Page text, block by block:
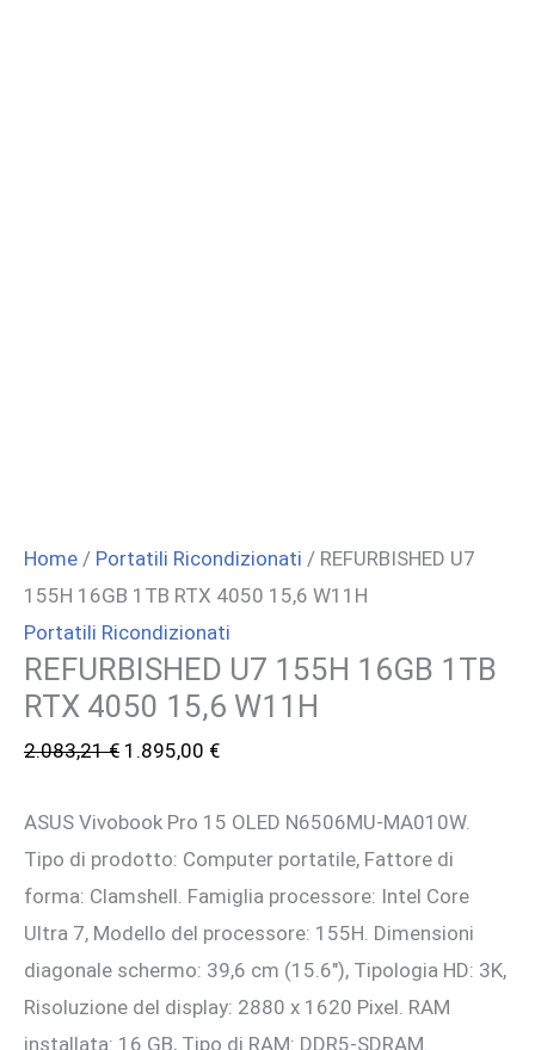
Home / Portatili Ricondizionati / REFURBISHED U7
155H 16GB 1TB RTX 4050 15,6 W11H
Portatili Ricondizionati
REFURBISHED U7 155H 16GB 1TB
RTX 4050 15,6 W11H
2.083,21€ Il
originale
era:
2.083,21 €.
1.895,00 €Il
attuale
è:
1.895,00 €.
ASUS Vivobook Pro 15 OLED N6506MU-MA010W.
Tipo di prodotto: Computer portatile, Fattore di
forma: Clamshell. Famiglia processore: Intel Core
Ultra 7, Modello del processore: 155H. Dimensioni
diagonale schermo: 39,6 cm (15.6″), Tipologia HD: 3K,
Risoluzione del display: 2880 x 1620 Pixel. RAM
installata: 16 GB, Tipo di RAM: DDR5-SDRAM.